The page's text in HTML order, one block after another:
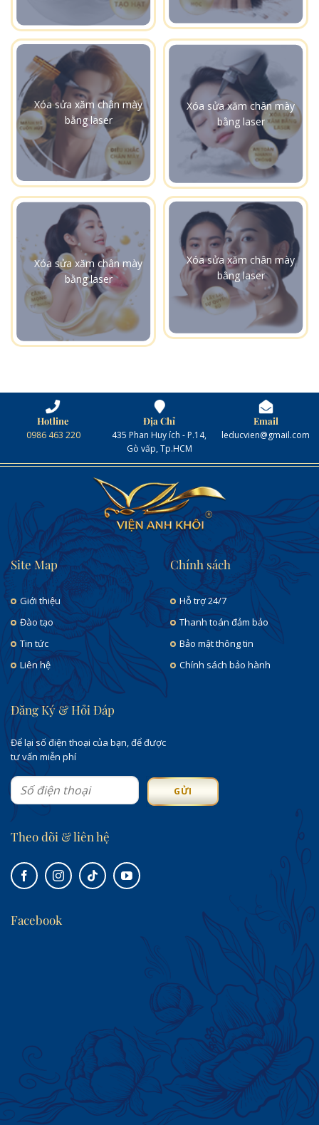
Xóa sửa xăm chân mày
bằng laser
Xóa sửa xăm chân mày
bằng laser
Xóa sửa xăm chân mày
bằng laser
Xóa sửa xăm chân mày
bằng laser
Hotline
0986 463 220
Địa Chỉ
435 Phan Huy ích - P.14,
Gò vấp, Tp.HCM
Email
leducvien@gmail.com
Site Map
Giới thiệu
Đào tạo
Tin tức
Liên hệ
Chính sách
Hỗ trợ 24/7
Thanh toán đảm bảo
Bảo mật thông tin
Chính sách bảo hành
Đăng Ký & Hỏi Đáp
Để lại số điện thoại của bạn, để được
tư vấn miễn phí
Theo dõi & liên hệ
Facebook